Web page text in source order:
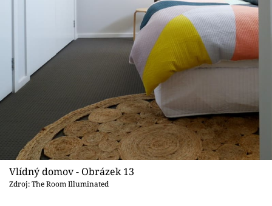
Vlídný domov - Obrázek 13
Zdroj: The Room Illuminated